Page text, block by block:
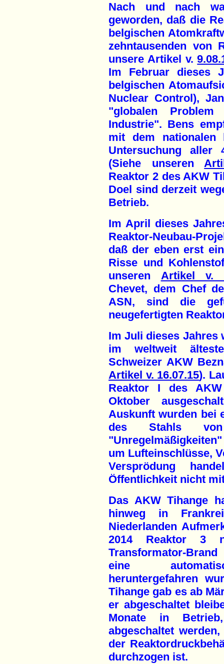
Nach und nach
geworden, daß die
belgischen
zehntausenden von
unsere Artikel v.
Im Februar dieses
belgischen
Nuclear Control),
"globalen
Industrie". Bens
mit dem nationalen
Untersuchung aller
(Siehe unseren
Reaktor 2 des AKW
Doel sind derzeit
Betrieb.
Im April dieses
Reaktor-Neubau-
daß der eben erst
Risse und
unseren Artikel v.
Chevet, dem Chef
ASN, sind die
neugefertigten
Im Juli dieses Jahres
im weltweit
Schweizer AKW
Artikel v. 16.07.15).
Reaktor I des
Oktober
Auskunft wurden bei
des Stahls von
um Lufteinschlüsse,
Versprödung
Öffentlichkeit nicht
Das AKW Tihange
hinweg in
Niederlanden
2014 Reaktor 3
Transformator-
eine
heruntergefahren
Tihange gab es ab
er abgeschaltet
Monate in
abgeschaltet
der
durchzogen ist.